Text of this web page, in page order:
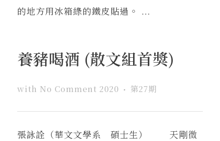
的地方用冰箱綠的鐵皮貼過。 ...
養豬喝酒 (散文組首獎)
with No Comment 2020 第27期
張詠詮（華文文學系 碩士生） 天剛微